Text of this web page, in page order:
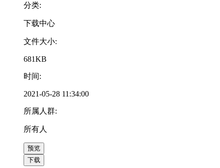
分类:
下载中心
文件大小:
681KB
时间:
2021-05-28 11:34:00
所属人群:
所有人
预览
下载